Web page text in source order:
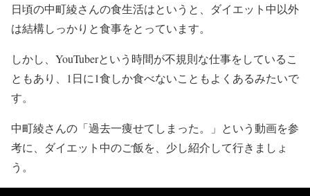
日頃の中町綾さんの食生活はというと、ダイエット中以外
は結構しっかりと食事をとっています。
しかし、YouTuberという時間が不規則な仕事をしているこ
ともあり、1日に1食しか食べないこともよくあるみたいで
す。
中町綾さんの「過去一痩せてしまった。」という動画を参
考に、ダイエット中のご飯を、少し紹介して行きましょ
う。